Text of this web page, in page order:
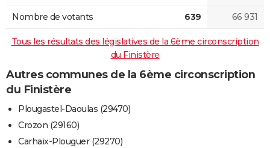
Nombre de votants 639 66 931
Tous les résultats des législatives de la 6ème circonscription
du Finistère
Autres communes de la 6ème circonscription
du Finistère
Plougastel-Daoulas (29470)
Crozon (29160)
Carhaix-Plouguer (29270)